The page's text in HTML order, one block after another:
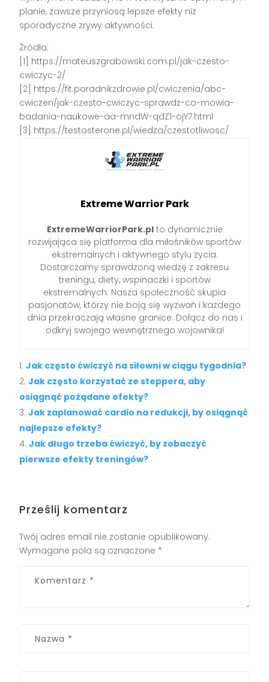
planie, zawsze przyniosą lepsze efekty niż
sporadyczne zrywy aktywności.
Źródła:
[1] https://mateuszgrabowski.com.pl/jak-czesto-
cwiczyc-2/
[2] https://fit.poradnikzdrowie.pl/cwiczenia/abc-
cwiczen/jak-czesto-cwiczyc-sprawdz-co-mowia-
badania-naukowe-aa-mndW-qdZ1-ojY7.html
[3] https://testosterone.pl/wiedza/czestotliwosc/
Extreme Warrior Park
ExtremeWarriorPark.plto dynamicznie
rozwijająca się platforma dla miłośników sportów
ekstremalnych i aktywnego stylu życia.
Dostarczamy sprawdzoną wiedzę z zakresu
treningu, diety, wspinaczki i sportów
ekstremalnych. Nasza społeczność skupia
pasjonatów, którzy nie boją się wyzwań i każdego
dnia przekraczają własne granice. Dołącz do nas i
odkryj swojego wewnętrznego wojownika!
Jak często ćwiczyć na siłowni w ciągu tygodnia?
Jak często korzystać ze steppera, aby
osiągnąć pożądane efekty?
Jak zaplanować cardio na redukcji, by osiągnąć
najlepsze efekty?
Jak długo trzeba ćwiczyć, by zobaczyć
pierwsze efekty treningów?
Prześlij komentarz
Twój adres email nie zostanie opublikowany.
Wymagane pola są oznaczone *